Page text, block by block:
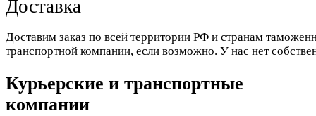
Доставка
Доставим заказ по всей территории РФ и странам
транспортной компании, если возможно. У нас нет
Курьерские и транспортные
компании